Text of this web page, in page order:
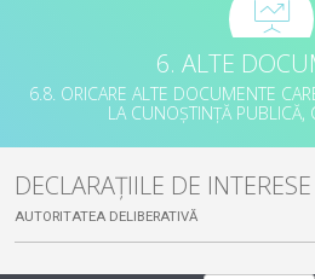
6. ALTE
6.8. ORICARE ALTE DOCUMENTE
LA CUNOȘTINȚĂ PUBLICĂ,
DECLARAȚIILE DE INTERESE
AUTORITATEA DELIBERATIVĂ